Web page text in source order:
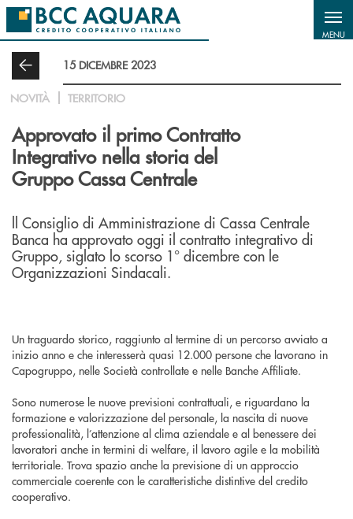
Salta al contenuto principale
MENU
15 DICEMBRE 2023
NOVITÀ TERRITORIO
Approvato il primo Contratto
Integrativo nella storia del
Gruppo Cassa Centrale
ll Consiglio di Amministrazione di Cassa Centrale
Banca ha approvato oggi il contratto integrativo di
Gruppo, siglato lo scorso 1° dicembre con le
Organizzazioni Sindacali.
Un traguardo storico, raggiunto al termine di un percorso avviato a
inizio anno e che interesserà quasi 12.000 persone che lavorano in
Capogruppo, nelle Società controllate e nelle Banche Affiliate.
Sono numerose le nuove previsioni contrattuali, e riguardano la
formazione e valorizzazione del personale, la nascita di nuove
professionalità, l’attenzione al clima aziendale e al benessere dei
lavoratori anche in termini di welfare, il lavoro agile e la mobilità
territoriale. Trova spazio anche la previsione di un approccio
commerciale coerente con le caratteristiche distintive del credito
cooperativo.